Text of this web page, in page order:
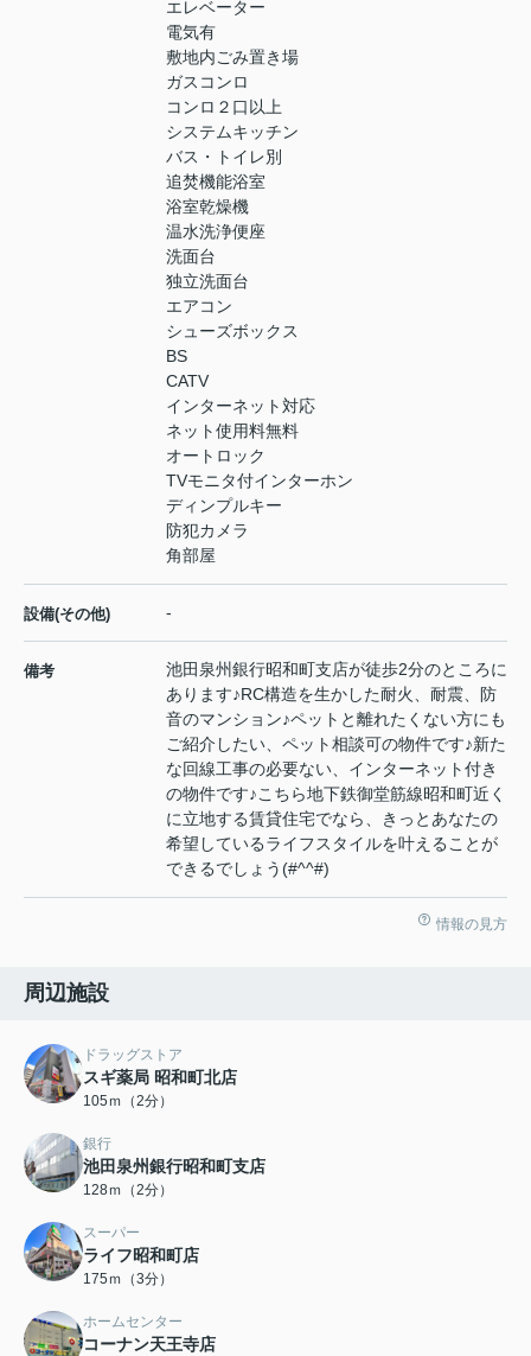
エレベーター
電気有
敷地内ごみ置き場
ガスコンロ
コンロ２口以上
システムキッチン
バス・トイレ別
追焚機能浴室
浴室乾燥機
温水洗浄便座
洗面台
独立洗面台
エアコン
シューズボックス
BS
CATV
インターネット対応
ネット使用料無料
オートロック
TVモニタ付インターホン
ディンプルキー
防犯カメラ
角部屋
設備(その他) -
備考
池田泉州銀行昭和町支店が徒歩2分のところに
あります♪RC構造を生かした耐火、耐震、防
音のマンション♪ペットと離れたくない方にも
ご紹介したい、ペット相談可の物件です♪新た
な回線工事の必要ない、インターネット付き
の物件です♪こちら地下鉄御堂筋線昭和町近く
に立地する賃貸住宅でなら、きっとあなたの
希望しているライフスタイルを叶えることが
できるでしょう(#^^#)
情報の見方
周辺施設
ドラッグストア
スギ薬局 昭和町北店
105ｍ（2分）
銀行
池田泉州銀行昭和町支店
128ｍ（2分）
スーパー
ライフ昭和町店
175ｍ（3分）
ホームセンター
コーナン天王寺店